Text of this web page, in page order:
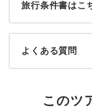
旅行条件書はこ
よくある質問
このツ